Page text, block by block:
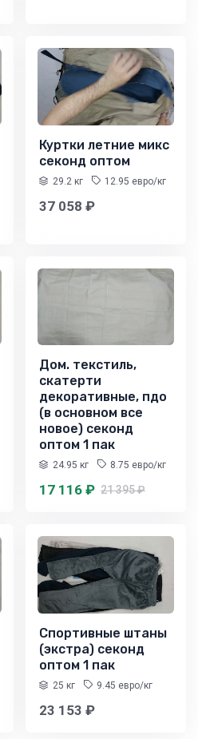
Куртки летние микс
секонд оптом
29.2 кг 12.95 евро/кг
37 058 ₽
Дом. текстиль,
скатерти
декоративные, пдо
(в основном все
новое) секонд
оптом 1 пак
24.95 кг 8.75 евро/кг
17 116 ₽ 21 395 ₽
Спортивные штаны
(экстра) секонд
оптом 1 пак
25 кг 9.45 евро/кг
23 153 ₽